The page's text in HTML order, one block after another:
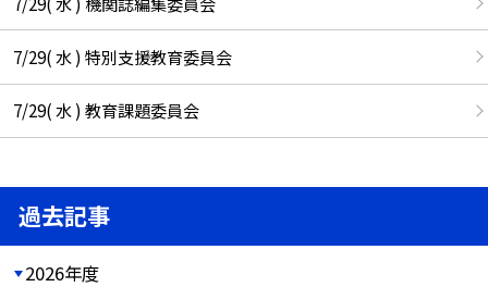
7/29( 水 ) 特別支援教育委員会
7/29( 水 ) 教育課題委員会
過去記事
2026年度